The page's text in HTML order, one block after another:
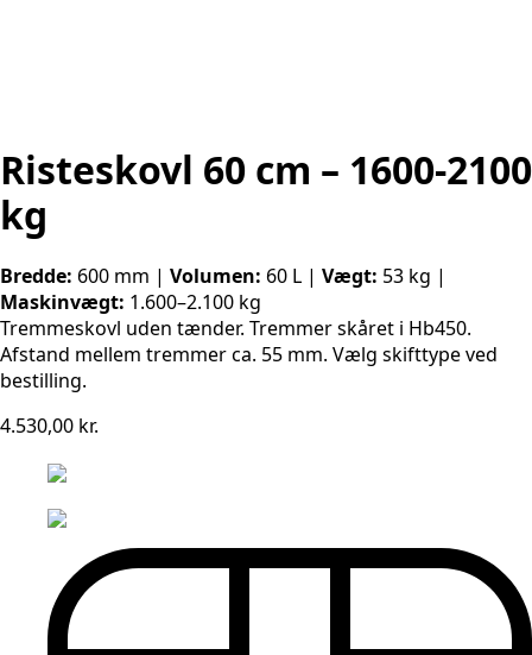
Risteskovl 60 cm – 1600-2100
kg
Bredde: 600 mm | Volumen: 60 L | Vægt: 53 kg |
Maskinvægt: 1.600–2.100 kg
Tremmeskovl uden tænder. Tremmer skåret i Hb450.
Afstand mellem tremmer ca. 55 mm. Vælg skifttype ved
bestilling.
4.530,00 kr.